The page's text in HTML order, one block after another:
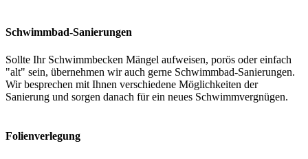
Schwimmbad-Sanierungen
Sollte Ihr Schwimmbecken Mängel aufweisen, porös oder einfach
"alt" sein, übernehmen wir auch gerne Schwimmbad-Sanierungen.
Wir besprechen mit Ihnen verschiedene Möglichkeiten der
Sanierung und sorgen danach für ein neues Schwimmvergnügen.
Folienverlegung